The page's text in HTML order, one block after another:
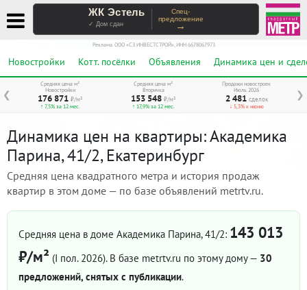
ЖК Эстель
✓ Дом сдан
Спец-
предложение
→
Реклама. ООО «СЗ ИНВЕСТСТРОЙ», ИНН 6678067973
Новостройки Котт. посёлки Объявления Динамика цен и
❮ ❯
Средняя цена м²
Новостройки
176 871 ₽/м²
↑ 7,5% за 12 мес.
Средняя цена м²
Вторичка
153 548 ₽/м²
↑ 17,9% за 12 мес.
Продажи новостроек
Июль 2026
2 481 сделок
↓ 5,3% к июню
Динамика цен на квартиры: Академика
Парина, 41/2, Екатеринбург
Средняя цена квадратного метра и история продаж
квартир в этом доме — по базе объявлений metrtv.ru.
Средняя цена в доме Академика Парина, 41/2: 143 013
₽/м² (I пол. 2026). В базе metrtv.ru по этому дому — 30
предложений, снятых с публикации.